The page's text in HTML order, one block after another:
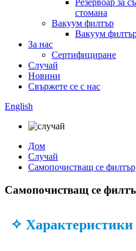
Резервоар за
стомана
Вакуум филтър
Вакуум
За нас
Сертифициране
Случай
Новини
Свържете се с нас
English
Дом
Случай
Самопочистващ се филтър
Самопочистващ се
✧ Характеристики